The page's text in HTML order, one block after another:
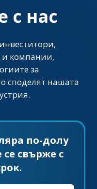
с нас
и компании,
за
споделят нашата
по-долу
свърже с